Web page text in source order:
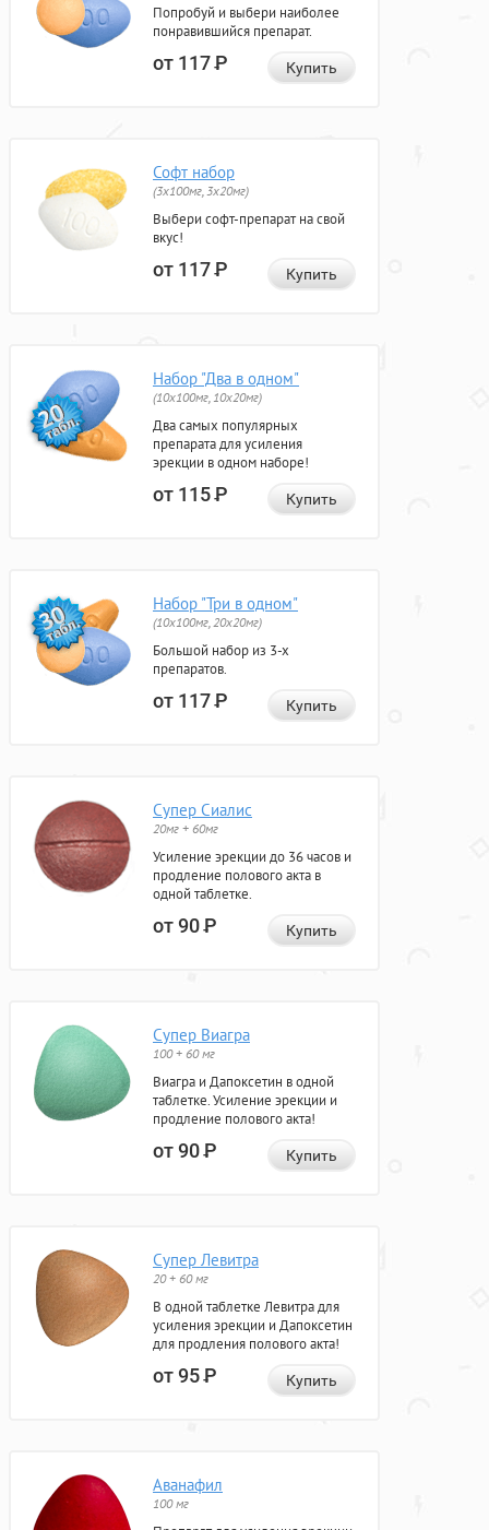
Попробуй и выбери наиболее
понравившийся препарат.
от 117Р Купить
Софт набор
(3x100мг, 3x20мг)
Выбери софт-препарат на свой
вкус!
от 117Р Купить
Набор "Два в одном"
(10x100мг, 10x20мг)
Два самых популярных
препарата для усиления
эрекции в одном наборе!
от 115Р Купить
Набор "Три в одном"
(10x100мг, 20x20мг)
Большой набор из 3-х
препаратов.
от 117Р Купить
Супер Сиалис
20мг + 60мг
Усиление эрекции до 36 часов и
продление полового акта в
одной таблетке.
от 90Р Купить
Супер Виагра
100 + 60 мг
Виагра и Дапоксетин в одной
таблетке. Усиление эрекции и
продление полового акта!
от 90Р Купить
Супер Левитра
20 + 60 мг
В одной таблетке Левитра для
усиления эрекции и Дапоксетин
для продления полового акта!
от 95Р Купить
Аванафил
100 мг